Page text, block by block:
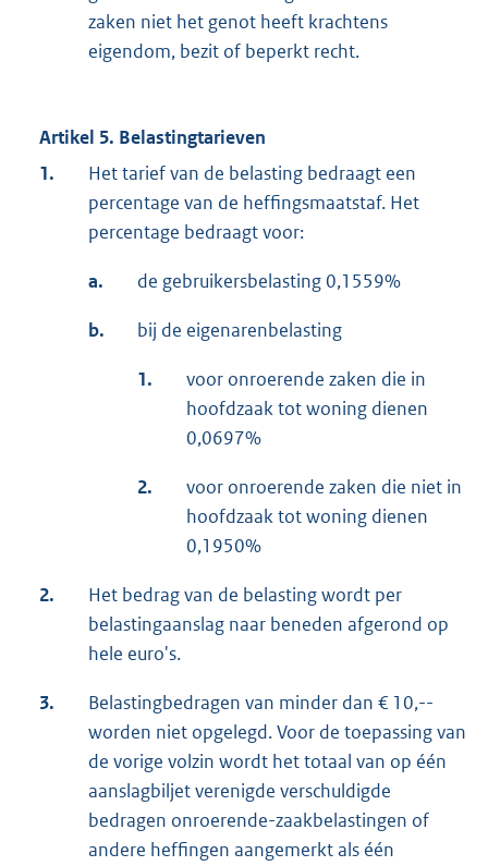
zaken niet het genot heeft krachtens
eigendom, bezit of beperkt recht.
Artikel 5. Belastingtarieven
1.
Het tarief van de belasting bedraagt een
percentage van de heffingsmaatstaf. Het
percentage bedraagt voor:
a. de gebruikersbelasting 0,1559%
b. bij de eigenarenbelasting
1.
voor onroerende zaken die in
hoofdzaak tot woning dienen
0,0697%
2.
voor onroerende zaken die niet in
hoofdzaak tot woning dienen
0,1950%
2.
Het bedrag van de belasting wordt per
belastingaanslag naar beneden afgerond op
hele euro's.
3.
Belastingbedragen van minder dan € 10,--
worden niet opgelegd. Voor de toepassing van
de vorige volzin wordt het totaal van op één
aanslagbiljet verenigde verschuldigde
bedragen onroerende-zaakbelastingen of
andere heffingen aangemerkt als één